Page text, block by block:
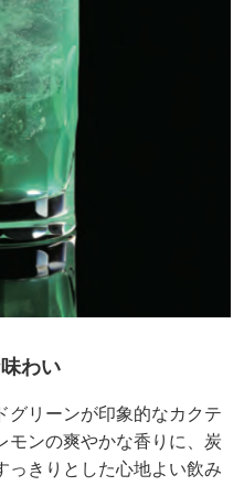
わい
グリーンが印象的なカクテ
モンの爽やかな香りに、炭
っきりとした心地よい飲み